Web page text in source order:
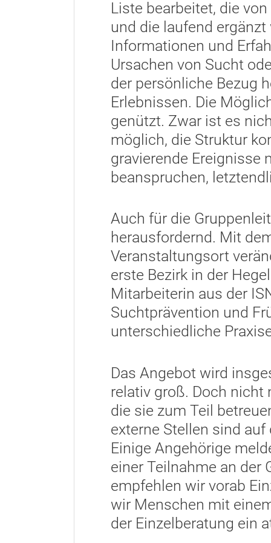
Liste bearbeitet, die
und die laufend
Informationen und
Ursachen von Sucht
der persönliche Bezug
Erlebnissen. Die
genützt. Zwar ist es
möglich, die Struktur
gravierende Ereignisse
beanspruchen,
Auch für die
herausfordernd. Mit
Veranstaltungsort
erste Bezirk in der
Mitarbeiterin aus der
Suchtprävention und
unterschiedliche
Das Angebot wird
relativ groß. Doch nicht
die sie zum Teil
externe Stellen sind
Einige Angehörige
einer Teilnahme an der
empfehlen wir vorab
wir Menschen mit
der Einzelberatung ein